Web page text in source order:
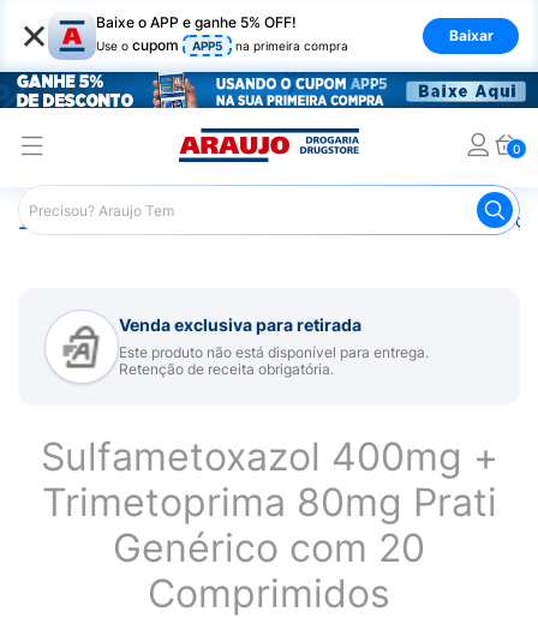
× Baixe o APP e ganhe 5% OFF!
Use o cupom APP5 na primeira compra
Baixar
0
Araujo Medicamentos Remédios para Alergias e
Venda exclusiva para retirada
Este produto não está disponível para entrega.
Retenção de receita obrigatória.
Sulfametoxazol 400mg +
Trimetoprima 80mg Prati
Genérico com 20
Comprimidos